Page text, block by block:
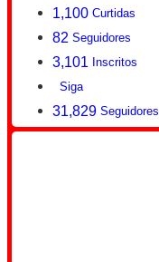
1,100 Curtidas
82 Seguidores
3,101 Inscritos
Siga
31,829 Seguidores